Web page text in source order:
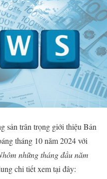
sản trân trọng giới thiệu Bản
tháng 10 năm 2024 với
những tháng đầu năm
chi tiết xem tại đây: